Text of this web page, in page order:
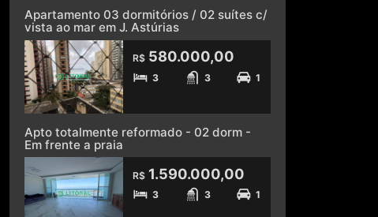
Apartamento 03 dormitórios / 02 suítes c/
vista ao mar em J. Astúrias
R$580.000,00
3 3 1
Apto totalmente reformado - 02 dorm -
Em frente a praia
R$1.590.000,00
3 3 1